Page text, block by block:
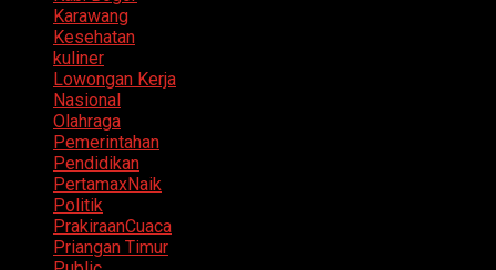
Karawang
Kesehatan
kuliner
Lowongan Kerja
Nasional
Olahraga
Pemerintahan
Pendidikan
PertamaxNaik
Politik
PrakiraanCuaca
Priangan Timur